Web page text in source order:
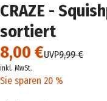
CRAZE -
sortiert
8,00 €UVP9,99 €
inkl. MwSt.
Sie sparen 20 %